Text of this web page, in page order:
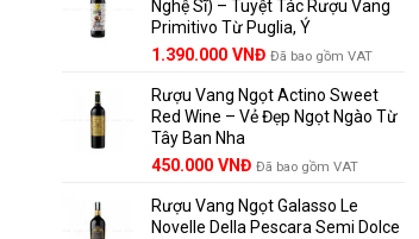
495.000 VNĐ.là:
450.000 VNĐ.
Nghệ Sĩ) – Tuyệt Tác Rượu Vang
Primitivo Từ Puglia, Ý
Giá
là:
1.529.000 VNĐ.
1.390.000 VNĐGiá
tại
là:
Đã bao gồm VAT
Rượu Vang Ngọt Actino Sweet
Red Wine – Vẻ Đẹp Ngọt Ngào Từ
Tây Ban Nha
450.000 VNĐ Đã bao gồm VAT
Rượu Vang Ngọt Galasso Le
Novelle Della Pescara Semi Dolce